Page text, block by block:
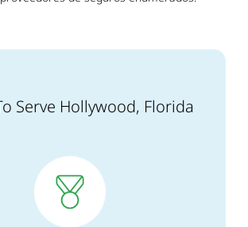
Serve Hollywood, Florida